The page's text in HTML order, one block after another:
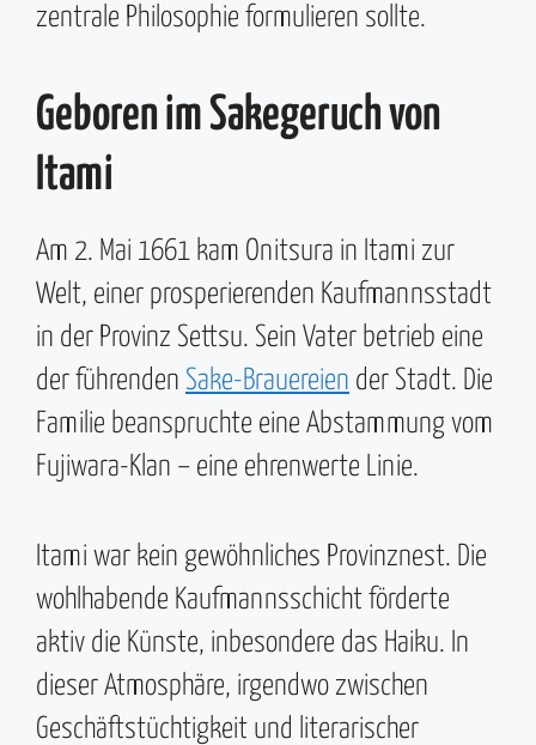
zentrale Philosophie formulieren sollte.
Geboren im Sakegeruch von
Itami
Am 2. Mai 1661 kam Onitsura in Itami zur
Welt, einer prosperierenden Kaufmannsstadt
in der Provinz Settsu. Sein Vater betrieb eine
der führenden Sake-Brauereien der Stadt. Die
Familie beanspruchte eine Abstammung vom
Fujiwara-Klan – eine ehrenwerte Linie.
Itami war kein gewöhnliches Provinznest. Die
wohlhabende Kaufmannsschicht förderte
aktiv die Künste, inbesondere das Haiku. In
dieser Atmosphäre, irgendwo zwischen
Geschäftstüchtigkeit und literarischer